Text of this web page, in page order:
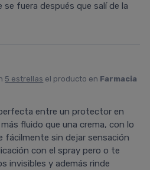
fuera después que salí de la
5 estrellas el producto en Farmacia
entre un protector en
fluido que una crema, con lo
fácilmente sin dejar sensación
con el spray pero o te
invisibles y además rinde